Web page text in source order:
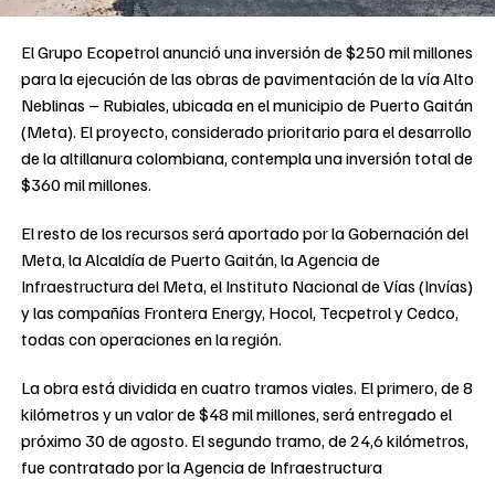
El Grupo Ecopetrol anunció una inversión de $250 mil millones
para la ejecución de las obras de pavimentación de la vía Alto
Neblinas – Rubiales, ubicada en el municipio de Puerto Gaitán
(Meta). El proyecto, considerado prioritario para el desarrollo
de la altillanura colombiana, contempla una inversión total de
$360 mil millones.
El resto de los recursos será aportado por la Gobernación del
Meta, la Alcaldía de Puerto Gaitán, la Agencia de
Infraestructura del Meta, el Instituto Nacional de Vías (Invías)
y las compañías Frontera Energy, Hocol, Tecpetrol y Cedco,
todas con operaciones en la región.
La obra está dividida en cuatro tramos viales. El primero, de 8
kilómetros y un valor de $48 mil millones, será entregado el
próximo 30 de agosto. El segundo tramo, de 24,6 kilómetros,
fue contratado por la Agencia de Infraestructura